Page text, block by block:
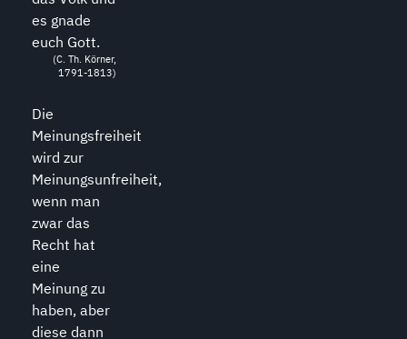
es gnade
euch Gott.
(C. Th. Körner,
1791-1813)
Die
Meinungsfreiheit
wird zur
Meinungsunfreiheit,
wenn man
zwar das
Recht hat
eine
Meinung zu
haben, aber
diese dann